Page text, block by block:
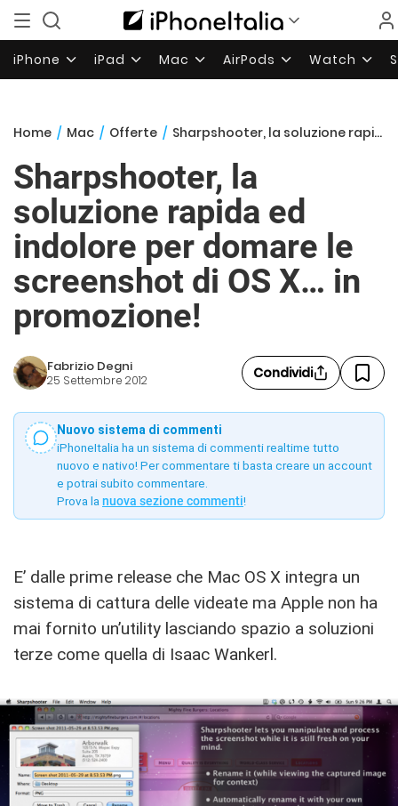
iPhone iPad Mac AirPods Watch
Home / Mac / Offerte / Sharpshooter, la soluzione rapida ed indolore per domare le screenshot di OS X… in promozione!
Sharpshooter, la
soluzione rapida ed
indolore per domare le
screenshot di OS X… in
promozione!
Fabrizio Degni
25 Settembre 2012 Condividi
Nuovo sistema di commenti
iPhoneItalia ha un sistema di commenti realtime tutto
nuovo e nativo! Per commentare ti basta creare un account
e potrai subito commentare.
Prova la nuova sezione commenti!
E’ dalle prime release che Mac OS X integra un
sistema di cattura delle videate ma Apple non ha
mai fornito un’utility lasciando spazio a soluzioni
terze come quella di Isaac Wankerl.